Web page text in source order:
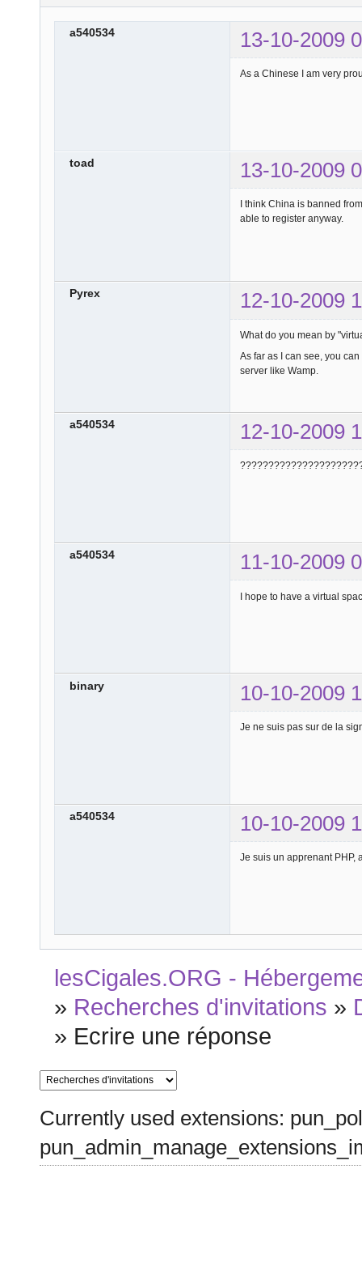
a540534 13-10-2009
As a Chinese I am very
toad 13-10-2009
I think China is banned
able to register anyway.
Pyrex 12-10-2009
What do you mean by
As far as I can see, you
server like Wamp.
a540534 12-10-2009
a540534 11-10-2009
I hope to have a virtual
binary 10-10-2009
Je ne suis pas sur de la
a540534 10-10-2009
Je suis un apprenant PHP,
lesCigales.ORG -
» Recherches d'invitations »
» Ecrire une réponse
Currently used extensions: